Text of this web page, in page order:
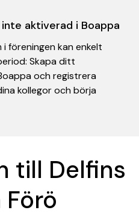
aktiverad i Boappa
föreningen kan enkelt
Skapa ditt
och registrera
kollegor och börja
till Delfins